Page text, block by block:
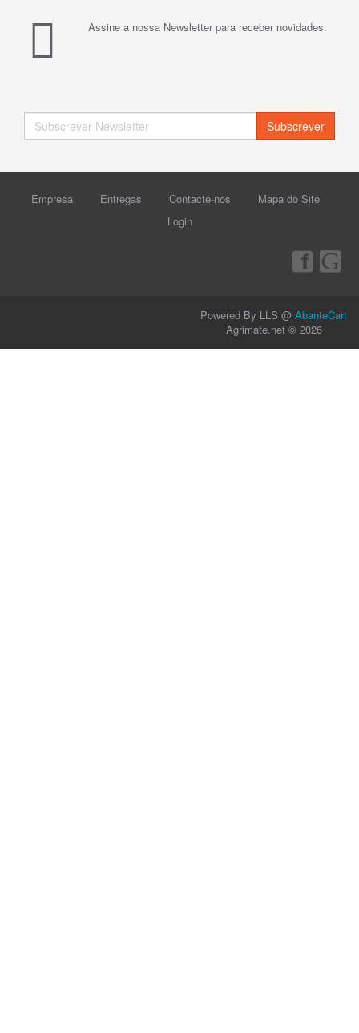
Assine a nossa Newsletter para receber novidades.
Subscrever
Empresa Entregas Contacte-nos
Mapa do Site
Login
Powered By LLS @ AbanteCart
Agrimate.net © 2026